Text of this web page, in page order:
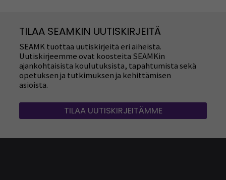
TILAA SEAMKIN UUTISKIRJEITÄ
SEAMK tuottaa uutiskirjeitä eri aiheista.
Uutiskirjeemme ovat koosteita SEAMKin
ajankohtaisista koulutuksista, tapahtumista sekä
opetuksen ja tutkimuksen ja kehittämisen
asioista.
TILAA UUTISKIRJEITÄMME